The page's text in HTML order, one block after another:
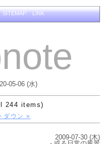
SITEMAP LINK
05-06 (水)
244 items)
ダウン »
2009-07-30 (木)